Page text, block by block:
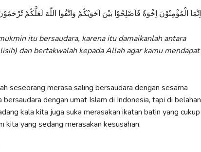
اِنَّمَا الْمُؤْمِنُوْنَ اِخْوَةٌ فَاَصْلِحُوْا بَيْنَ اَخَوَيْكُمْ وَاتَّقُوا اللّٰهَ لَعَلَّكُمْ تُرْحَمُوْنَ
itu bersaudara, karena itu damaikanlah antara
dan bertakwalah kepada Allah agar kamu mendapat
seseorang merasa saling bersaudara dengan sesama
bersaudara dengan umat Islam di Indonesia, tapi di belahan
kala kita juga suka merasakan ikatan batin yang cukup
kita yang sedang merasakan kesusahan.